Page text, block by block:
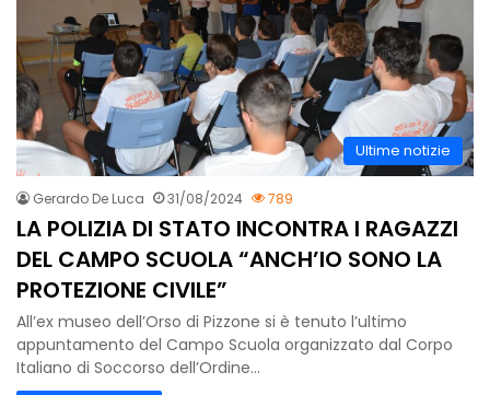
Ultime notizie
Gerardo De Luca 31/08/2024 789
LA POLIZIA DI STATO INCONTRA I RAGAZZI
DEL CAMPO SCUOLA “ANCH’IO SONO LA
PROTEZIONE CIVILE”
All’ex museo dell’Orso di Pizzone si è tenuto l’ultimo
appuntamento del Campo Scuola organizzato dal Corpo
Italiano di Soccorso dell’Ordine…